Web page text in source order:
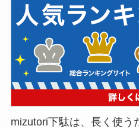
mizutori下駄は、長く使う